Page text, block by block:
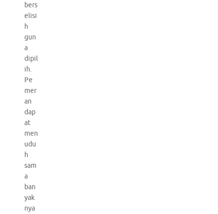
bers
elisi
h
gun
a
dipil
ih.
Pe
mer
an
dap
at
men
udu
h
sam
a
ban
yak
nya